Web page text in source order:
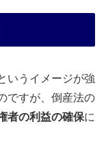
いうイメージが強
ですが、倒産法の
者の利益の確保に